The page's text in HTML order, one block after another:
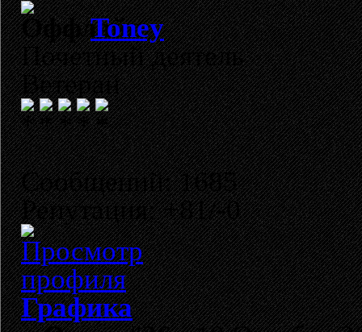
Toney
Почетный деятель
Ветеран
Сообщений: 1685
Репутация: +81/-0
Графика